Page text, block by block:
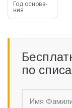
Год ос­но­ва­
ния
Какие услуги
партнеры»:
Помощь в
Помощь в
Решения
Помощь
по